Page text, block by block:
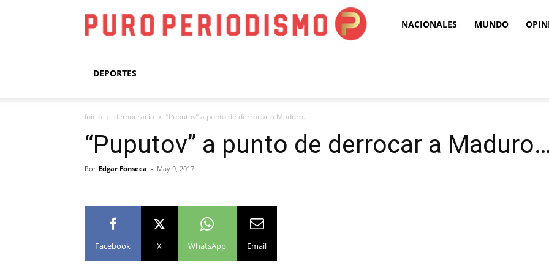
Puro NACIONALES MUNDO
DEPORTES
Inicio democracia “Puputov” a punto de derrocar a Maduro…
“Puputov” a punto de derrocar a Maduro…
Por Edgar Fonseca - May 9, 2017
Facebook X WhatsApp Email